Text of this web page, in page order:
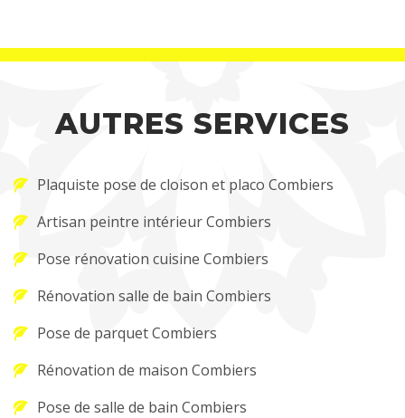
AUTRES SERVICES
Plaquiste pose de cloison et placo Combiers
Artisan peintre intérieur Combiers
Pose rénovation cuisine Combiers
Rénovation salle de bain Combiers
Pose de parquet Combiers
Rénovation de maison Combiers
Pose de salle de bain Combiers